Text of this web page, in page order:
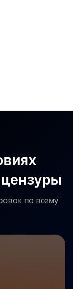
по всему